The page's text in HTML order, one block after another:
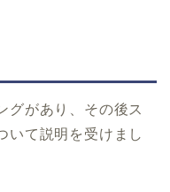
グがあり、その後ス
いて説明を受けまし